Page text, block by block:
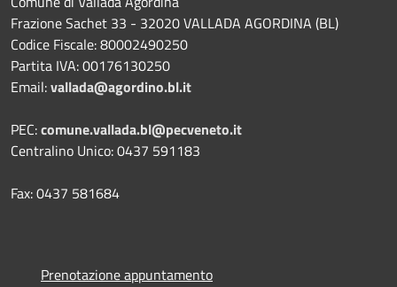
Frazione Sachet 33 - 32020 VALLADA AGORDINA (BL)
Codice Fiscale: 80002490250
Partita IVA: 00176130250
Email:vallada@agordino.bl.it
PEC:comune.vallada.bl@pecveneto.it
Centralino Unico: 0437 591183
Fax: 0437 581684
Prenotazione appuntamento